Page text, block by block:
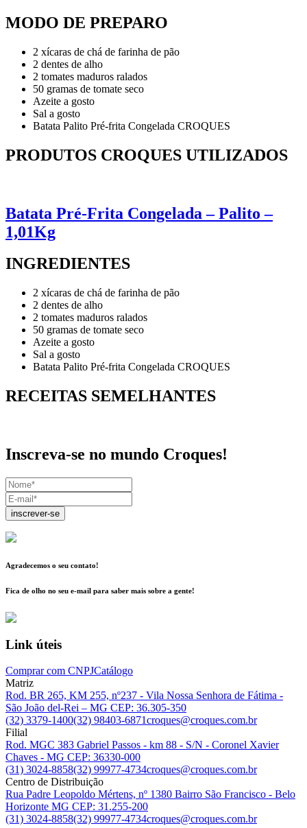
MODO DE PREPARO
2 xícaras de chá de farinha de pão
2 dentes de alho
2 tomates maduros ralados
50 gramas de tomate seco
Azeite a gosto
Sal a gosto
Batata Palito Pré-frita Congelada CROQUES
PRODUTOS CROQUES UTILIZADOS
Batata Pré-Frita Congelada – Palito –
1,01Kg
INGREDIENTES
2 xícaras de chá de farinha de pão
2 dentes de alho
2 tomates maduros ralados
50 gramas de tomate seco
Azeite a gosto
Sal a gosto
Batata Palito Pré-frita Congelada CROQUES
RECEITAS SEMELHANTES
Inscreva-se no mundo Croques!
inscrever-se
Agradecemos o seu contato!
Fica de olho no seu e-mail para saber mais sobre a gente!
Link úteis
Comprar com CNPJCatálogo
Matriz
Rod. BR 265, KM 255, nº237 - Vila Nossa Senhora de Fátima -
São João del-Rei – MG CEP: 36.305-350
(32) 3379-1400(32) 98403-6871croques@croques.com.br
Filial
Rod. MGC 383 Gabriel Passos - km 88 - S/N - Coronel Xavier
Chaves - MG CEP: 36330-000
(31) 3024-8858(32) 99977-4734croques@croques.com.br
Centro de Distribuição
Rua Padre Leopoldo Mértens, nº 1380 Bairro São Francisco - Belo
Horizonte MG CEP: 31.255-200
(31) 3024-8858(32) 99977-4734croques@croques.com.br